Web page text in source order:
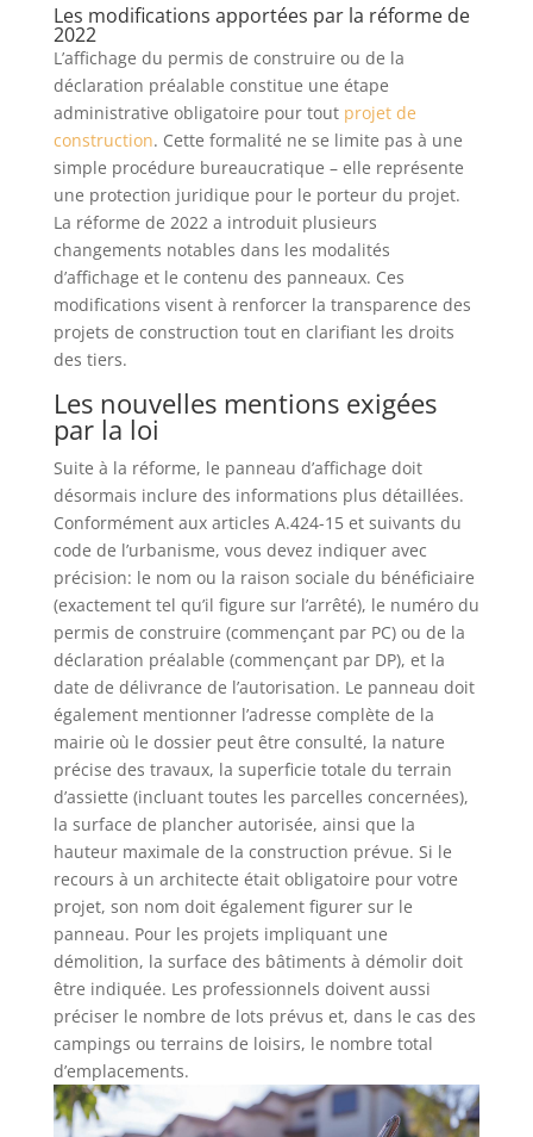
Les modifications apportées par la réforme de
2022
L’affichage du permis de construire ou de la
déclaration préalable constitue une étape
administrative obligatoire pour tout projet de
construction. Cette formalité ne se limite pas à une
simple procédure bureaucratique – elle représente
une protection juridique pour le porteur du projet.
La réforme de 2022 a introduit plusieurs
changements notables dans les modalités
d’affichage et le contenu des panneaux. Ces
modifications visent à renforcer la transparence des
projets de construction tout en clarifiant les droits
des tiers.
Les nouvelles mentions exigées
par la loi
Suite à la réforme, le panneau d’affichage doit
désormais inclure des informations plus détaillées.
Conformément aux articles A.424-15 et suivants du
code de l’urbanisme, vous devez indiquer avec
précision: le nom ou la raison sociale du bénéficiaire
(exactement tel qu’il figure sur l’arrêté), le numéro du
permis de construire (commençant par PC) ou de la
déclaration préalable (commençant par DP), et la
date de délivrance de l’autorisation. Le panneau doit
également mentionner l’adresse complète de la
mairie où le dossier peut être consulté, la nature
précise des travaux, la superficie totale du terrain
d’assiette (incluant toutes les parcelles concernées),
la surface de plancher autorisée, ainsi que la
hauteur maximale de la construction prévue. Si le
recours à un architecte était obligatoire pour votre
projet, son nom doit également figurer sur le
panneau. Pour les projets impliquant une
démolition, la surface des bâtiments à démolir doit
être indiquée. Les professionnels doivent aussi
préciser le nombre de lots prévus et, dans le cas des
campings ou terrains de loisirs, le nombre total
d’emplacements.